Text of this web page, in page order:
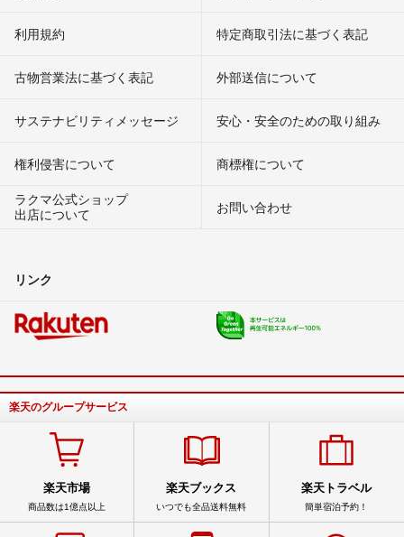
利用規約 特定商取引法に基づく表記
古物営業法に基づく表記 外部送信について
サステナビリティメッセージ 安心・安全のための取り組み
権利侵害について
商標権について
ラクマ公式ショップ
出店について
お問い合わせ
リンク
楽天のグループサービス
楽天市場
商品数は1億点以上
楽天ブックス
いつでも全品送料無料
楽天トラベル
簡単宿泊予約！